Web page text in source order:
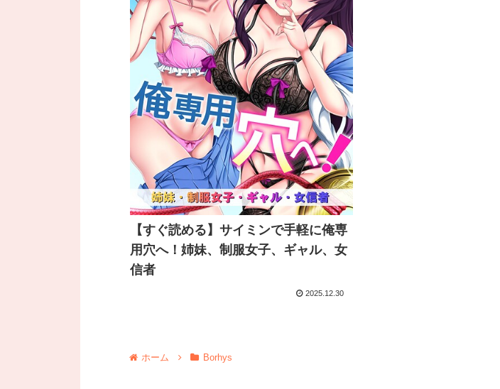
【すぐ読める】サイミンで手軽に俺専
用穴へ！姉妹、制服女子、ギャル、女
信者
2025.12.30
ホーム Borhys